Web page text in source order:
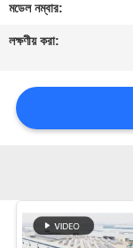
নিয়ন্ত্রণ
সাথে
যোগাযোগ
খবর
মডেল নম্বার:
লক্ষণীয় করা: